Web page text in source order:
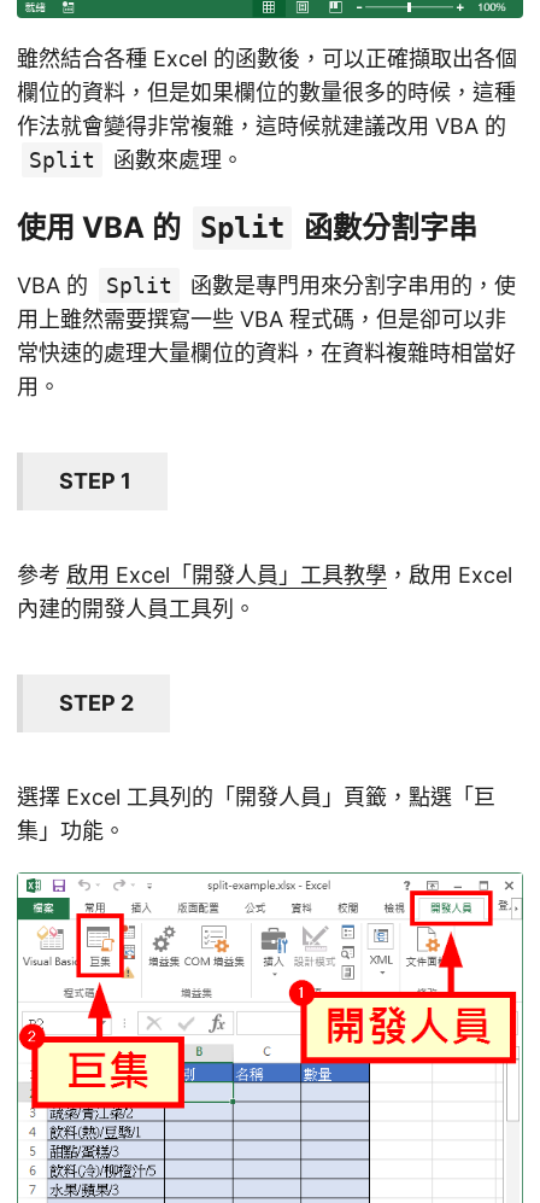
雖然結合各種 Excel 的函數後，可以正確擷取出各個
欄位的資料，但是如果欄位的數量很多的時候，這種
作法就會變得非常複雜，這時候就建議改用 VBA 的
Split
函數來處理。
使用 VBA 的 Split 函數分割字串
VBA 的 Split
函數是專門用來分割字串用的，使
用上雖然需要撰寫一些 VBA 程式碼，但是卻可以非
常快速的處理大量欄位的資料，在資料複雜時相當好
用。
STEP 1
參考 啟用 Excel「開發人員」工具教學 ，啟用 Excel
內建的開發人員工具列。
STEP 2
選擇 Excel 工具列的「開發人員」頁籤，點選「巨
集」功能。